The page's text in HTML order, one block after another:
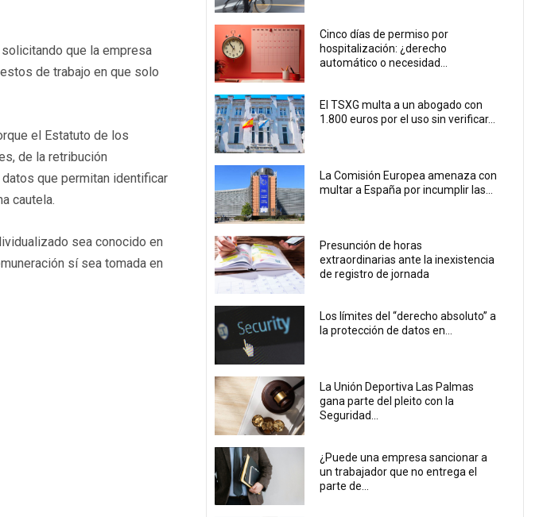
que la empresa
de trabajo en que solo
el Estatuto de los
de la retribución
que permitan identificar
cautela.
sea conocido en
sí sea tomada en
Cinco días de permiso por
hospitalización: ¿derecho
automático o necesidad...
El TSXG multa a un abogado con
1.800 euros por el uso sin verificar...
La Comisión Europea amenaza con
multar a España por incumplir las...
Presunción de horas
extraordinarias ante la inexistencia
de registro de jornada
Los límites del “derecho absoluto” a
la protección de datos en...
La Unión Deportiva Las Palmas
gana parte del pleito con la
Seguridad...
¿Puede una empresa sancionar a
un trabajador que no entrega el
parte de...